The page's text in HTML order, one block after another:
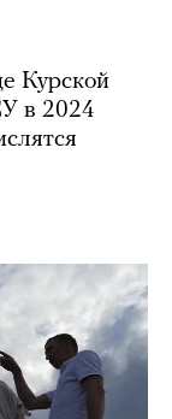
Курской
в 2024